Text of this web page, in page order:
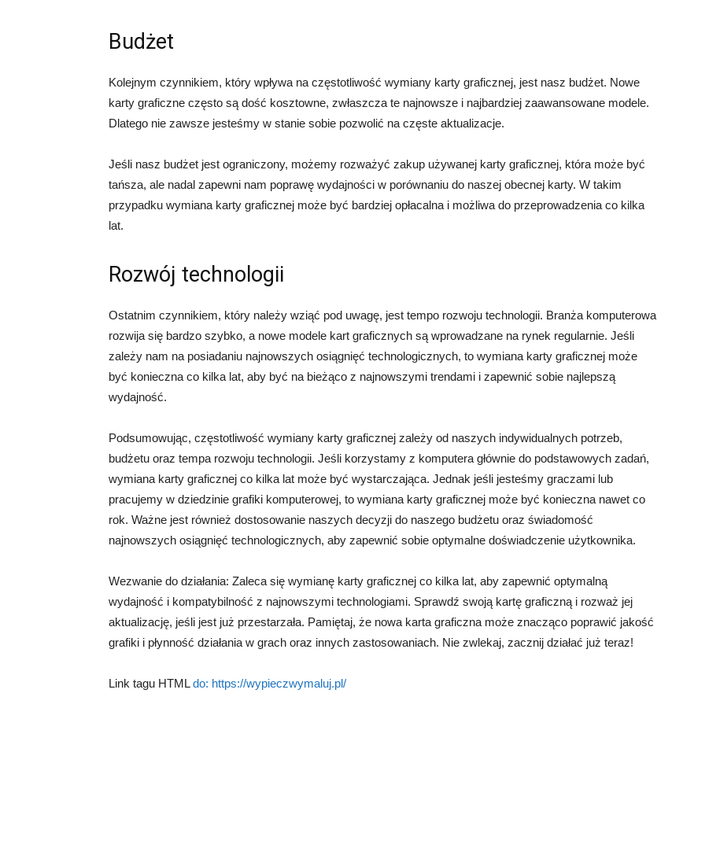
Budżet
Kolejnym czynnikiem, który wpływa na częstotliwość wymiany karty graficznej, jest nasz budżet. Nowe
karty graficzne często są dość kosztowne, zwłaszcza te najnowsze i najbardziej zaawansowane modele.
Dlatego nie zawsze jesteśmy w stanie sobie pozwolić na częste aktualizacje.
Jeśli nasz budżet jest ograniczony, możemy rozważyć zakup używanej karty graficznej, która może być
tańsza, ale nadal zapewni nam poprawę wydajności w porównaniu do naszej obecnej karty. W takim
przypadku wymiana karty graficznej może być bardziej opłacalna i możliwa do przeprowadzenia co kilka
lat.
Rozwój technologii
Ostatnim czynnikiem, który należy wziąć pod uwagę, jest tempo rozwoju technologii. Branża komputerowa
rozwija się bardzo szybko, a nowe modele kart graficznych są wprowadzane na rynek regularnie. Jeśli
zależy nam na posiadaniu najnowszych osiągnięć technologicznych, to wymiana karty graficznej może
być konieczna co kilka lat, aby być na bieżąco z najnowszymi trendami i zapewnić sobie najlepszą
wydajność.
Podsumowując, częstotliwość wymiany karty graficznej zależy od naszych indywidualnych potrzeb,
budżetu oraz tempa rozwoju technologii. Jeśli korzystamy z komputera głównie do podstawowych zadań,
wymiana karty graficznej co kilka lat może być wystarczająca. Jednak jeśli jesteśmy graczami lub
pracujemy w dziedzinie grafiki komputerowej, to wymiana karty graficznej może być konieczna nawet co
rok. Ważne jest również dostosowanie naszych decyzji do naszego budżetu oraz świadomość
najnowszych osiągnięć technologicznych, aby zapewnić sobie optymalne doświadczenie użytkownika.
Wezwanie do działania: Zaleca się wymianę karty graficznej co kilka lat, aby zapewnić optymalną
wydajność i kompatybilność z najnowszymi technologiami. Sprawdź swoją kartę graficzną i rozważ jej
aktualizację, jeśli jest już przestarzała. Pamiętaj, że nowa karta graficzna może znacząco poprawić jakość
grafiki i płynność działania w grach oraz innych zastosowaniach. Nie zwlekaj, zacznij działać już teraz!
Link tagu HTMLdo: https://wypieczwymaluj.pl/